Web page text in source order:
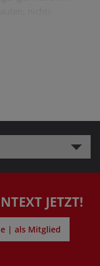
JETZT!
| als Mitglied